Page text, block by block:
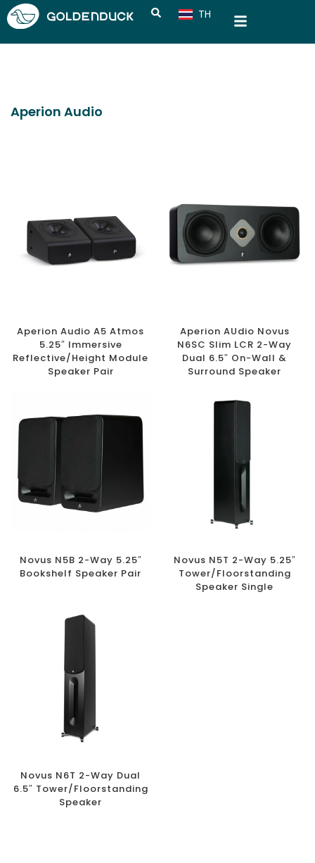
TH
CN
Aperion Audio
Aperion Audio A5 Atmos
5.25″ Immersive
Reflective/Height Module
Speaker Pair
Aperion AUdio Novus
N6SC Slim LCR 2-Way
Dual 6.5″ On-Wall &
Surround Speaker
Novus N5B 2-Way 5.25″
Bookshelf Speaker Pair
Novus N5T 2-Way 5.25″
Tower/Floorstanding
Speaker Single
Novus N6T 2-Way Dual
6.5″ Tower/Floorstanding
Speaker